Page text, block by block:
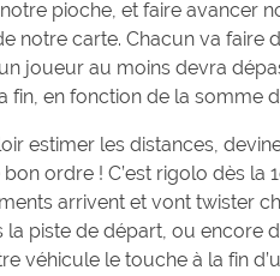
pioche, et faire avancer
notre carte. Chacun va faire
joueur au moins devra
fin, en fonction de la somme
estimer les distances,
bon ordre ! C’est rigolo dès
arrivent et vont twister
la piste de départ, ou encore
véhicule le touche à la fin